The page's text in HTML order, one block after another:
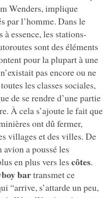
Wenders, implique
par l’homme. Dans le
à essence, les stations-
sont des éléments
pour la plupart à une
pas encore ou ne
les classes sociales,
de se rendre d’une partie
À cela s’ajoute le fait que
ont dû fermer,
villages et des villes. De
a poussé les
en plus vers les côtes.
bartransmet ce
“arrive, s’attarde un peu,